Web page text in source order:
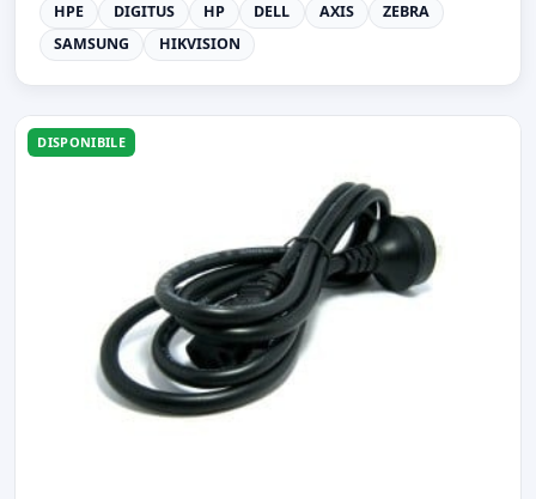
HPE DIGITUS HP DELL AXIS
ZEBRA
SAMSUNG
HIKVISION
DISPONIBILE